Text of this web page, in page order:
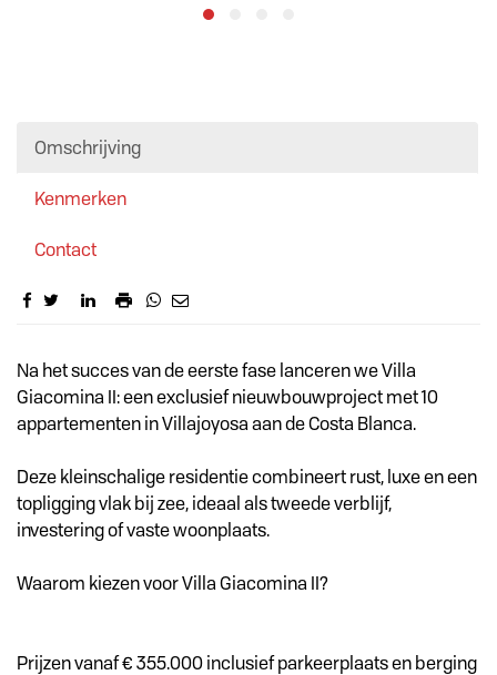
Omschrijving
Kenmerken
Contact
Omschrijving
Na het succes van de eerste fase lanceren we Villa
Giacomina II: een exclusief nieuwbouwproject met 10
appartementen in Villajoyosa aan de Costa Blanca.
Deze kleinschalige residentie combineert rust, luxe en een
topligging vlak bij zee, ideaal als tweede verblijf,
investering of vaste woonplaats.
Waarom kiezen voor Villa Giacomina II?
Prijzen vanaf € 355.000 inclusief parkeerplaats en berging